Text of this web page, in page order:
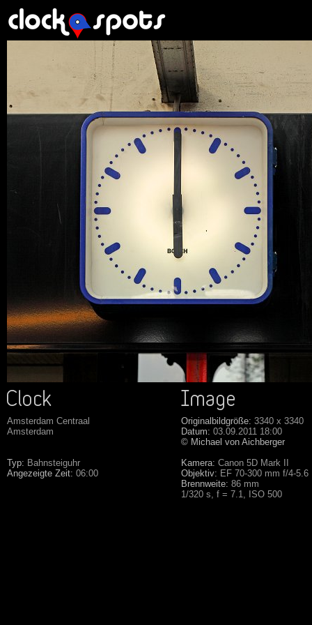
Amsterdam Centraal
Amsterdam
Typ: Bahnsteiguhr
Angezeigte Zeit: 06:00
Originalbildgröße: 3340 x 3340
Datum: 03.09.2011 18:00
© Michael von Aichberger
Kamera: Canon 5D Mark II
Objektiv: EF 70-300 mm f/4-
Brennweite: 86 mm
1/320 s, f = 7.1, ISO 500